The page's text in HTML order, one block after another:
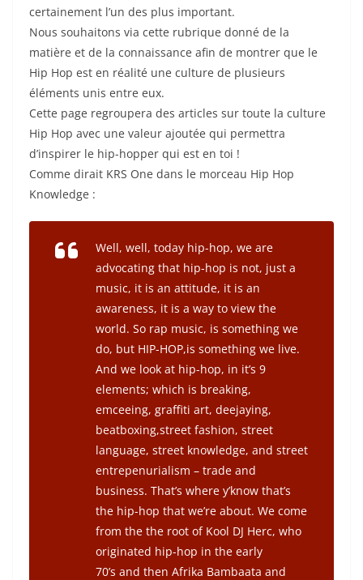
certainement l’un des plus important.
Nous souhaitons via cette rubrique donné de la
matière et de la connaissance afin de montrer que le
Hip Hop est en réalité une culture de plusieurs
éléments unis entre eux.
Cette page regroupera des articles sur toute la culture
Hip Hop avec une valeur ajoutée qui permettra
d’inspirer le hip-hopper qui est en toi !
Comme dirait KRS One dans le morceau Hip Hop
Knowledge :
Well, well, today hip-hop, we are
advocating that hip-hop is not, just a
music, it is an attitude, it is an
awareness, it is a way to view the
world. So rap music, is something we
do, but HIP-HOP,is something we live.
And we look at hip-hop, in it’s 9
elements; which is breaking,
emceeing, graffiti art, deejaying,
beatboxing,street fashion, street
language, street knowledge, and street
entrepenurialism – trade and
business. That’s where y’know that’s
the hip-hop that we’re about. We come
from the the root of Kool DJ Herc, who
originated hip-hop in the early
70’s and then Afrika Bambaata and